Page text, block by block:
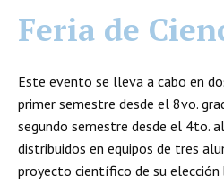
Feria de
Este evento se lleva a cabo en
primer semestre desde el 8vo.
segundo semestre desde el 4to.
distribuidos en equipos de tres
proyecto científico de su